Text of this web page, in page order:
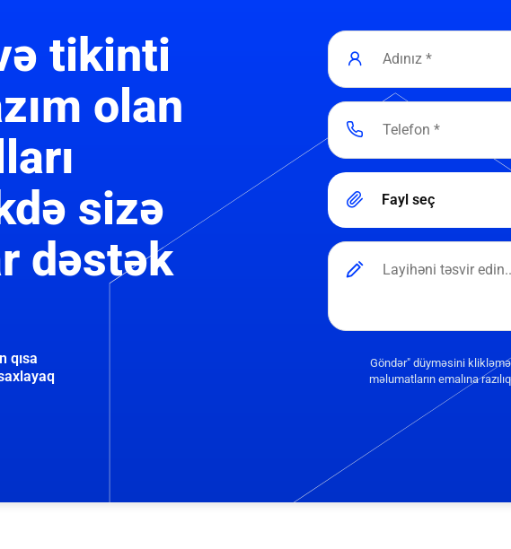
tikinti
olan
sizə
dəstək
qısa
Fayl seç
Göndər" düyməsini
məlumatların emalına